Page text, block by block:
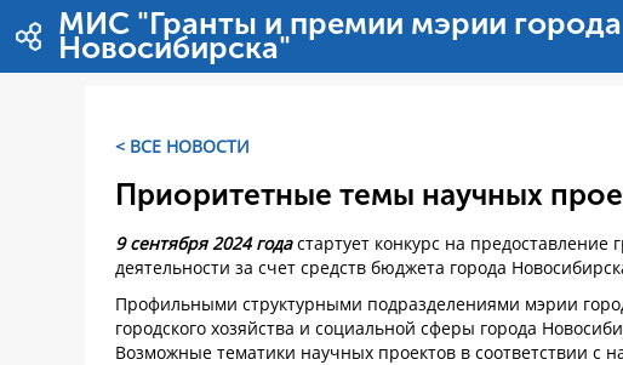
Pular para o conteúdo
МИС "Гранты и премии мэрии города
Новосибирска"
< ВСЕ НОВОСТИ
Приоритетные темы научных
9 сентября 2024 годастартует конкурс на
деятельности за счет средств бюджета города
Профильными структурными подразделениями мэрии
городского хозяйства и социальной сферы города
Возможные тематики научных проектов в соответствии с